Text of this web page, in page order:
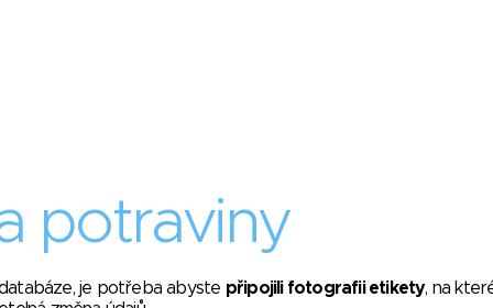
potraviny
je potřeba abyste připojili fotografii etikety, na